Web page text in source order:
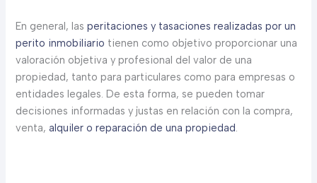
En general, lasperitaciones y tasaciones realizadas por un
perito inmobiliario tienen como objetivo proporcionar una
valoración objetiva y profesional del valor de una
propiedad, tanto para particulares como para empresas o
entidades legales. De esta forma, se pueden tomar
decisiones informadas y justas en relación con la compra,
venta,alquiler o reparación de una propiedad.